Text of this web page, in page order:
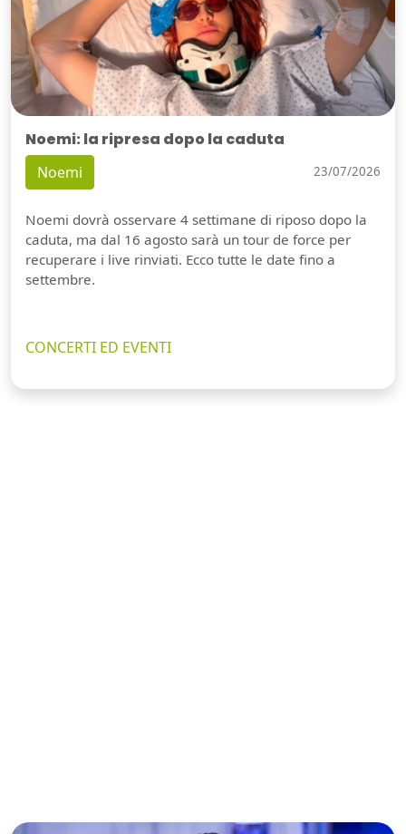
Noemi: la ripresa dopo la caduta
Noemi 23/07/2026
Noemi dovrà osservare 4 settimane di riposo dopo la
caduta, ma dal 16 agosto sarà un tour de force per
recuperare i live rinviati. Ecco tutte le date fino a
settembre.
CONCERTI ED EVENTI